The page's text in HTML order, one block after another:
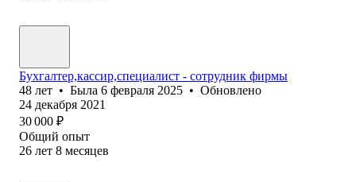
Бухгалтер,кассир,специалист - сотрудник фирмы
48 лет • Была 6 февраля 2025 • Обновлено
24 декабря 2021
30 000 ₽
Общий опыт
26 лет 8 месяцев